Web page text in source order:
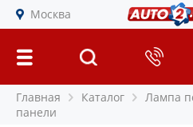
Москва
Главная Каталог
Лампа
панели